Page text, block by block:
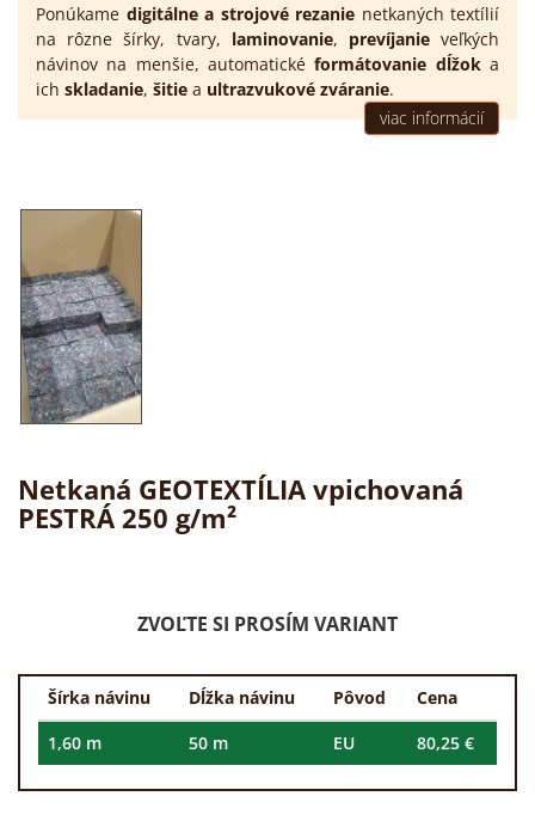
Ponúkame digitálne a strojové rezanie netkaných textílií
na rôzne šírky, tvary, laminovanie, prevíjanieveľkých
návinov na menšie, automatickéformátovanie dĺžoka
ich skladanie, šitie a ultrazvukové zváranie.
viac informácií
Netkaná GEOTEXTÍLIA vpichovaná
PESTRÁ 250 g/m²
ZVOĽTE SI PROSÍM VARIANT
Šírka návinu Dĺžka návinu Pôvod
Cena
1,60 m
50 m EU 80,25 €